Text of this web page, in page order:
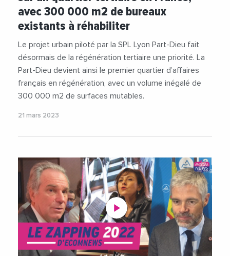
avec 300 000 m2 de bureaux
existants à réhabiliter
Le projet urbain piloté par la SPL Lyon Part-Dieu fait
désormais de la régénération tertiaire une priorité. La
Part-Dieu devient ainsi le premier quartier d’affaires
français en régénération, avec un volume inégalé de
300 000 m2 de surfaces mutables.
21 mars 2023